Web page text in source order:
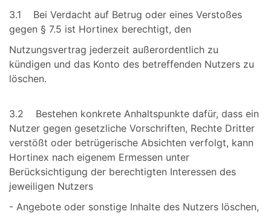
3.1 Bei Verdacht auf Betrug oder eines Verstoßes
gegen § 7.5 ist Hortinex berechtigt, den
Nutzungsvertrag jederzeit außerordentlich zu
kündigen und das Konto des betreffenden Nutzers zu
löschen.
3.2 Bestehen konkrete Anhaltspunkte dafür, dass ein
Nutzer gegen gesetzliche Vorschriften, Rechte Dritter
verstößt oder betrügerische Absichten verfolgt, kann
Hortinex nach eigenem Ermessen unter
Berücksichtigung der berechtigten Interessen des
jeweiligen Nutzers
- Angebote oder sonstige Inhalte des Nutzers löschen,